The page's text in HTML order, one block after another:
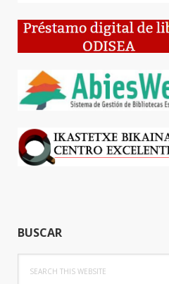
BUSCAR
this